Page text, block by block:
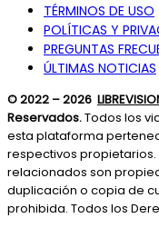
TÉRMINOS DE USO
POLÍTICAS Y
PREGUNTAS
ÚLTIMAS NOTICIAS
© 2022 – 2026
Reservados.Todos los
esta plataforma
respectivos
relacionados son
duplicación o copia de
prohibida. Todos los